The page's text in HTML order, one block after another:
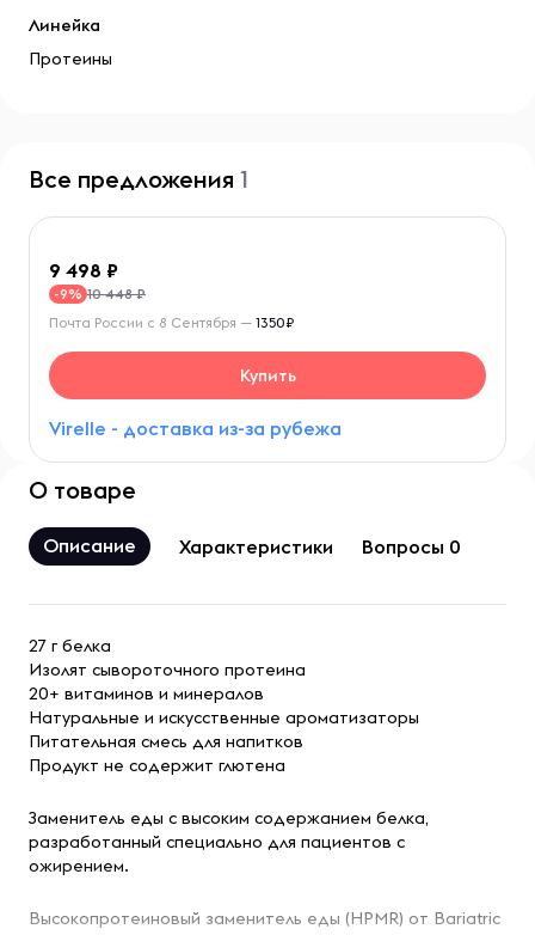
Линейка
Протеины
Все предложения 1
9 498
-9% 10 448 ₽
Virelle - доставка из-за рубежа
Почта России с 8 Сентября — 1350₽
Купить
О товаре
Описание Характеристики Вопросы 0
27 г белка
Изолят сывороточного протеина
20+ витаминов и минералов
Натуральные и искусственные ароматизаторы
Питательная смесь для напитков
Продукт не содержит глютена
Заменитель еды с высоким содержанием белка,
разработанный специально для пациентов с
ожирением.
Высокопротеиновый заменитель еды (HPMR) от Bariatric